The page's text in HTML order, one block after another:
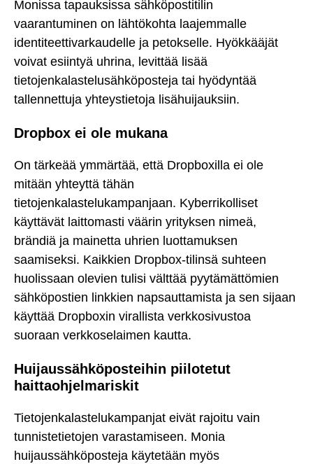
Monissa tapauksissa sähköpostitilin
vaarantuminen on lähtökohta laajemmalle
identiteettivarkaudelle ja petokselle. Hyökkääjät
voivat esiintyä uhrina, levittää lisää
tietojenkalastelusähköposteja tai hyödyntää
tallennettuja yhteystietoja lisähuijauksiin.
Dropbox ei ole mukana
On tärkeää ymmärtää, että Dropboxilla ei ole
mitään yhteyttä tähän
tietojenkalastelukampanjaan. Kyberrikolliset
käyttävät laittomasti väärin yrityksen nimeä,
brändiä ja mainetta uhrien luottamuksen
saamiseksi. Kaikkien Dropbox-tilinsä suhteen
huolissaan olevien tulisi välttää pyytämättömien
sähköpostien linkkien napsauttamista ja sen sijaan
käyttää Dropboxin virallista verkkosivustoa
suoraan verkkoselaimen kautta.
Huijaussähköposteihin piilotetut
haittaohjelmariskit
Tietojenkalastelukampanjat eivät rajoitu vain
tunnistetietojen varastamiseen. Monia
huijaussähköposteja käytetään myös